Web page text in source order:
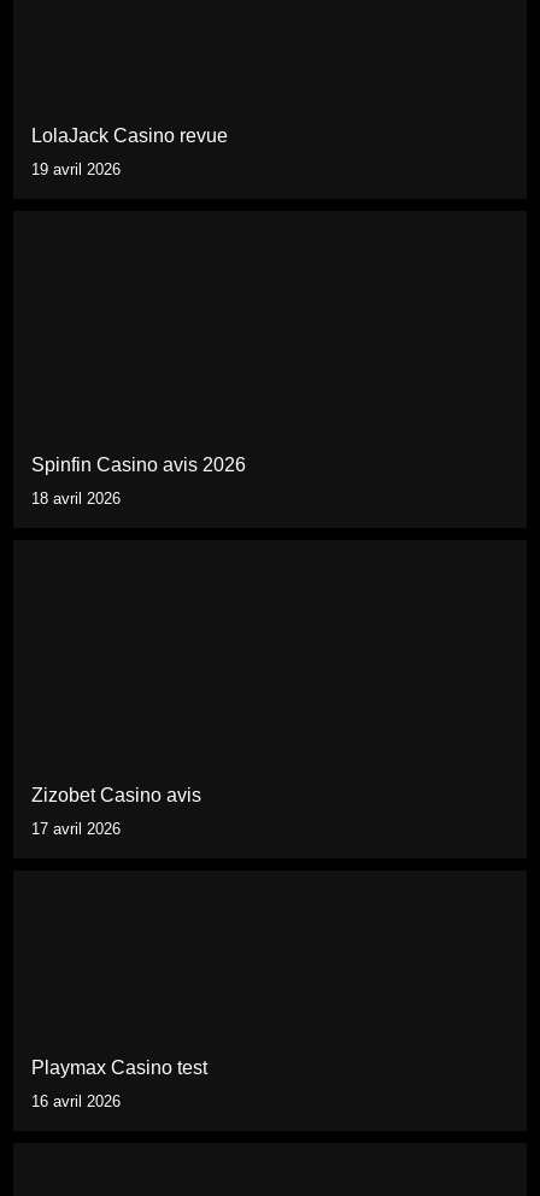
LolaJack Casino revue
19 avril 2026
Spinfin Casino avis 2026
18 avril 2026
Zizobet Casino avis
17 avril 2026
Playmax Casino test
16 avril 2026